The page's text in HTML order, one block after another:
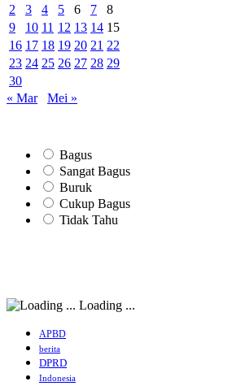
2
3 4 5 6 7
8
9
10 11 12 13 14 15
16 17 18 19 20 21 22
23 24 25 26 27 28 29
30
« Mar
Mei »
Bagus
Sangat Bagus
Buruk
Cukup Bagus
Tidak Tahu
Loading ...
APBD
berita
DPRD
Indonesia